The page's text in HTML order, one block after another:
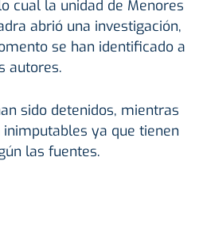
cual la unidad de Menores
abrió una investigación,
se han identificado a
autores.
sido detenidos, mientras
ya que tienen
las fuentes.